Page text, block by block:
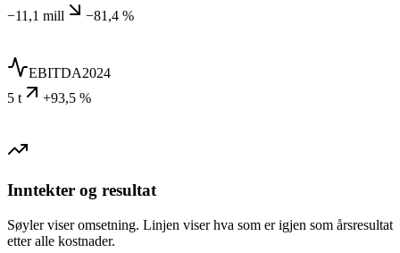
−11,1 mill
−81,4 %
EBITDA2024
5 t
+93,5 %
Inntekter og resultat
Søyler viser omsetning. Linjen viser hva som er igjen som årsresultat
etter alle kostnader.